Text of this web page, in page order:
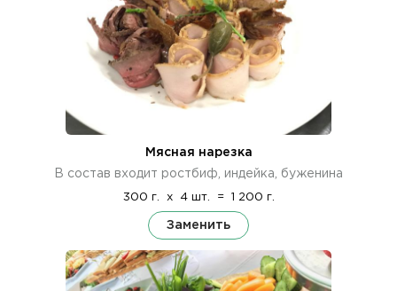
Мясная нарезка
В состав входит ростбиф, индейка, буженина
300 г. x 4 шт. = 1 200 г.
Заменить